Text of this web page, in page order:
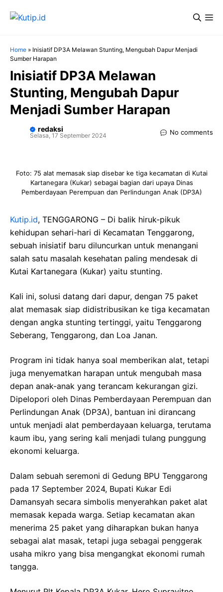
Home » Inisiatif DP3A Melawan Stunting, Mengubah Dapur Menjadi
Sumber Harapan
Inisiatif DP3A Melawan
Stunting, Mengubah Dapur
Menjadi Sumber Harapan
redaksi
Selasa, 17 September 2024 No comments
Foto: 75 alat memasak siap disebar ke tiga kecamatan di Kutai
Kartanegara (Kukar) sebagai bagian dari upaya Dinas
Pemberdayaan Perempuan dan Perlindungan Anak (DP3A)
Kutip.id, TENGGARONG – Di balik hiruk-pikuk
kehidupan sehari-hari di Kecamatan Tenggarong,
sebuah inisiatif baru diluncurkan untuk menangani
salah satu masalah kesehatan paling mendesak di
Kutai Kartanegara (Kukar) yaitu stunting.
Kali ini, solusi datang dari dapur, dengan 75 paket
alat memasak siap didistribusikan ke tiga kecamatan
dengan angka stunting tertinggi, yaitu Tenggarong
Seberang, Tenggarong, dan Loa Janan.
Program ini tidak hanya soal memberikan alat, tetapi
juga menyematkan harapan untuk mengubah masa
depan anak-anak yang terancam kekurangan gizi.
Dipelopori oleh Dinas Pemberdayaan Perempuan dan
Perlindungan Anak (DP3A), bantuan ini dirancang
untuk menjadi alat pemberdayaan keluarga, terutama
kaum ibu, yang sering kali menjadi tulang punggung
ekonomi keluarga.
Dalam sebuah seremoni di Gedung BPU Tenggarong
pada 17 September 2024, Bupati Kukar Edi
Damansyah secara simbolis menyerahkan paket alat
memasak kepada warga. Setiap kecamatan akan
menerima 25 paket yang diharapkan bukan hanya
sebagai alat masak, tetapi juga sebagai penggerak
usaha mikro yang bisa mengangkat ekonomi rumah
tangga.